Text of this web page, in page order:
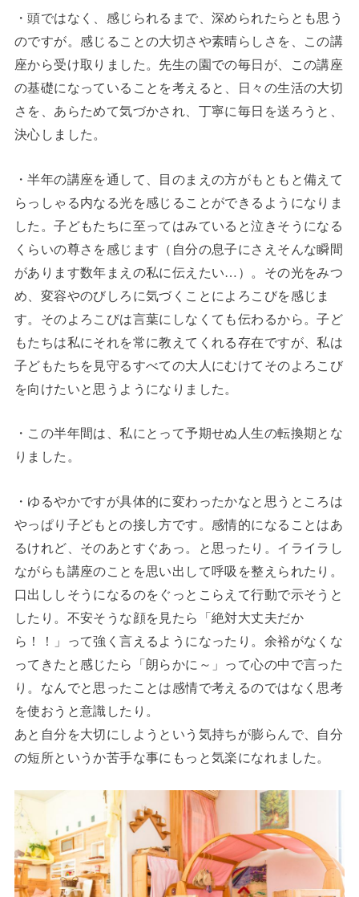
・頭ではなく、感じられるまで、深められたらとも思う
のですが。感じることの大切さや素晴らしさを、この講
座から受け取りました。先生の園での毎日が、この講座
の基礎になっていることを考えると、日々の生活の大切
さを、あらためて気づかされ、丁寧に毎日を送ろうと、
決心しました。
・半年の講座を通して、目のまえの方がもともと備えて
らっしゃる内なる光を感じることができるようになりま
した。子どもたちに至ってはみていると泣きそうになる
くらいの尊さを感じます（自分の息子にさえそんな瞬間
があります数年まえの私に伝えたい…）。その光をみつ
め、変容やのびしろに気づくことによろこびを感じま
す。そのよろこびは言葉にしなくても伝わるから。子ど
もたちは私にそれを常に教えてくれる存在ですが、私は
子どもたちを見守るすべての大人にむけてそのよろこび
を向けたいと思うようになりました。
・この半年間は、私にとって予期せぬ人生の転換期とな
りました。
・ゆるやかですが具体的に変わったかなと思うところは
やっぱり子どもとの接し方です。感情的になることはあ
るけれど、そのあとすぐあっ。と思ったり。イライラし
ながらも講座のことを思い出して呼吸を整えられたり。
口出ししそうになるのをぐっとこらえて行動で示そうと
したり。不安そうな顔を見たら「絶対大丈夫だか
ら！！」って強く言えるようになったり。余裕がなくな
ってきたと感じたら「朗らかに～」って心の中で言った
り。なんでと思ったことは感情で考えるのではなく思考
を使おうと意識したり。
あと自分を大切にしようという気持ちが膨らんで、自分
の短所というか苦手な事にもっと気楽になれました。